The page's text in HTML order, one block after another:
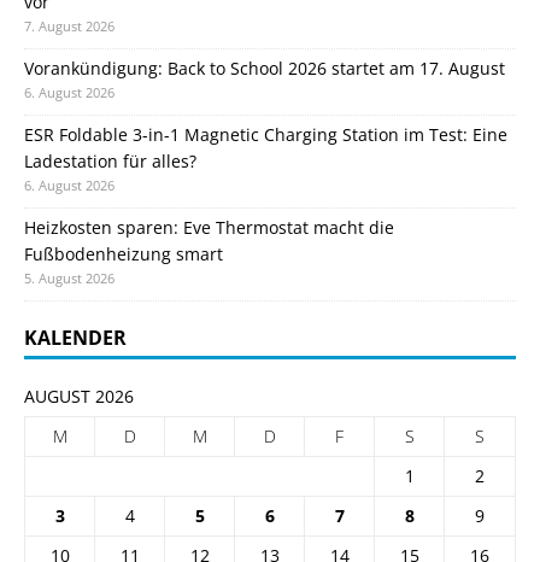
7. August 2026
Vorankündigung: Back to School 2026 startet am 17. August
6. August 2026
ESR Foldable 3-in-1 Magnetic Charging Station im Test: Eine
Ladestation für alles?
6. August 2026
Heizkosten sparen: Eve Thermostat macht die
Fußbodenheizung smart
5. August 2026
KALENDER
AUGUST 2026
M
D M D F S
S
1
2
3
4 5 6 7 8
9
10
11 12 13 14 15 16